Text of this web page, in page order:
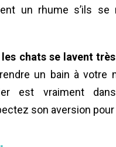
un rhume s’ils se
les chats se lavent
un bain à votre
est vraiment
son aversion pour